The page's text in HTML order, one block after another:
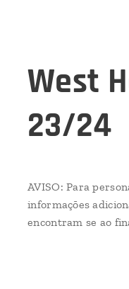
West
23/24
AVISO: Para
informações
encontram se ao